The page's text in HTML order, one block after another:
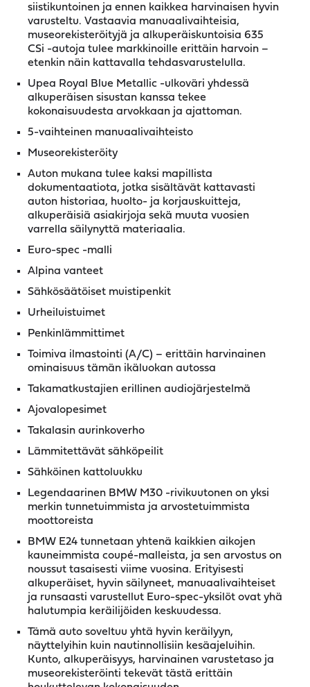
siistikuntoinen ja ennen kaikkea harvinaisen hyvin
varusteltu. Vastaavia manuaalivaihteisia,
museorekisteröityjä ja alkuperäiskuntoisia 635
CSi -autoja tulee markkinoille erittäin harvoin –
etenkin näin kattavalla tehdasvarustelulla.
Upea Royal Blue Metallic -ulkoväri yhdessä
alkuperäisen sisustan kanssa tekee
kokonaisuudesta arvokkaan ja ajattoman.
5-vaihteinen manuaalivaihteisto
Museorekisteröity
Auton mukana tulee kaksi mapillista
dokumentaatiota, jotka sisältävät kattavasti
auton historiaa, huolto- ja korjauskuitteja,
alkuperäisiä asiakirjoja sekä muuta vuosien
varrella säilynyttä materiaalia.
Euro-spec -malli
Alpina vanteet
Sähkösäätöiset muistipenkit
Urheiluistuimet
Penkinlämmittimet
Toimiva ilmastointi (A/C) – erittäin harvinainen
ominaisuus tämän ikäluokan autossa
Takamatkustajien erillinen audiojärjestelmä
Ajovalopesimet
Takalasin aurinkoverho
Lämmitettävät sähköpeilit
Sähköinen kattoluukku
Legendaarinen BMW M30 -rivikuutonen on yksi
merkin tunnetuimmista ja arvostetuimmista
moottoreista
BMW E24 tunnetaan yhtenä kaikkien aikojen
kauneimmista coupé-malleista, ja sen arvostus on
noussut tasaisesti viime vuosina. Erityisesti
alkuperäiset, hyvin säilyneet, manuaalivaihteiset
ja runsaasti varustellut Euro-spec-yksilöt ovat yhä
halutumpia keräilijöiden keskuudessa.
Tämä auto soveltuu yhtä hyvin keräilyyn,
näyttelyihin kuin nautinnollisiin kesäajeluihin.
Kunto, alkuperäisyys, harvinainen varustetaso ja
museorekisteröinti tekevät tästä erittäin